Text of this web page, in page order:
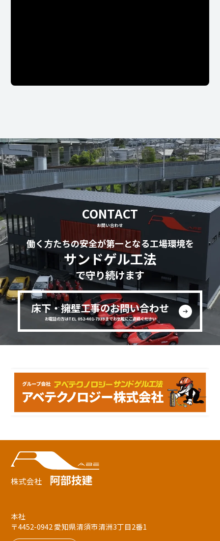
CONTACT
お問い合わせ
働く方たちの安全が第一となる工場環境を
サンドゲル工法
で守り続けます
床下・擁壁工事のお問い合わせ
お電話の方はTEL 052-401-7333までお気軽にご連絡ください
株式会社 阿部技建
本社
〒4452-0942 愛知県清須市清洲3丁目2番1